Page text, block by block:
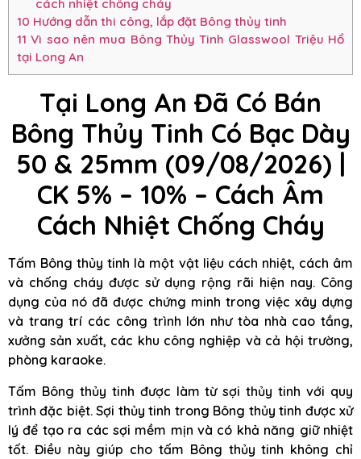
cách nhiệt chống cháy
10 Hướng dẫn thi công, lắp đặt Bông thủy tinh
11 Vì sao nên mua Bông Thủy Tinh Glasswool Triệu Hổ
tại Long An
Tại Long An Đã Có Bán
Bông Thủy Tinh Có Bạc Dày
50 & 25mm (09/08/2026) |
CK 5% – 10% – Cách Âm
Cách Nhiệt Chống Cháy
Tấm Bông thủy tinh là một vật liệu cách nhiệt, cách âm
và chống cháy được sử dụng rộng rãi hiện nay. Công
dụng của nó đã được chứng minh trong việc xây dựng
và trang trí các công trình lớn như tòa nhà cao tầng,
xưởng sản xuất, các khu công nghiệp và cả hội trường,
phòng karaoke.
Tấm Bông thủy tinh được làm từ sợi thủy tinh với quy
trình đặc biệt. Sợi thủy tinh trong Bông thủy tinh được xử
lý để tạo ra các sợi mềm mịn và có khả năng giữ nhiệt
tốt. Điều này giúp cho tấm Bông thủy tinh không chỉ